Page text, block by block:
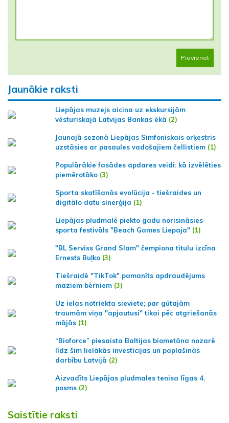
Pievienot
Jaunākie raksti
Liepājas muzejs aicina uz ekskursijām
vēsturiskajā Latvijas Bankas ēkā (2)
Jaunajā sezonā Liepājas Simfoniskais orķestris
uzstāsies ar pasaules vadošajiem čellistiem (1)
Populārākie fasādes apdares veidi: kā izvēlēties
piemērotāko (3)
Sporta skatīšanās evolūcija - tiešraides un
digitālo datu sinerģija (1)
Liepājas pludmalē piekto gadu norisināsies
sporta festivāls "Beach Games Liepaja" (1)
"BL Serviss Grand Slam" čempiona titulu izcīna
Ernests Buļko (3)
Tiešraidē "TikTok" pamanīts apdraudējums
maziem bērniem (3)
Uz ielas notriekta sieviete; par gūtajām
traumām viņa "apjautusi" tikai pēc atgriešanās
mājās (1)
“Bioforce” piesaista Baltijas biometāna nozarē
līdz šim lielākās investīcijas un paplašinās
darbību Latvijā (2)
Aizvadīts Liepājas pludmales tenisa līgas 4.
posms (2)
Saistītie raksti